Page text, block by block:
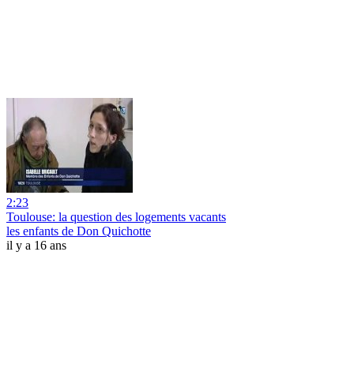
2:23
Toulouse: la question des logements vacants
les enfants de Don Quichotte
il y a 16 ans